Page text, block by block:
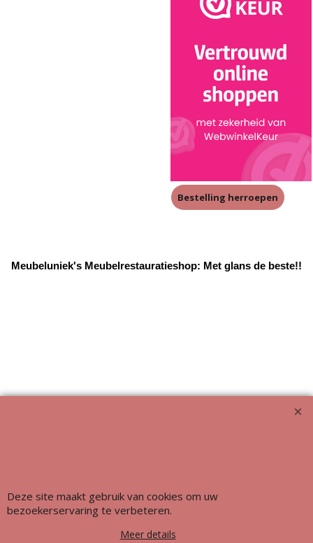
Bestelling herroepen
Meubeluniek's Meubelrestauratieshop: Met glans de beste!!
Deze site maakt gebruik van cookies om uw
bezoekerservaring te verbeteren.
Meer details